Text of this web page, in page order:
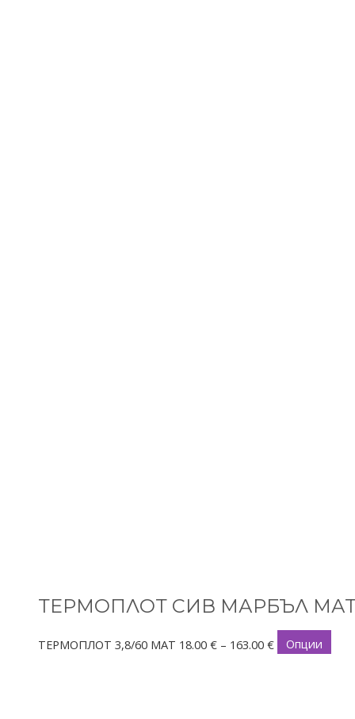
ТЕРМОПЛОТ СИВ МАРБЪЛ
ТЕРМОПЛОТ 3,8/60 МАТ 18.00 € – 163.00 € Опции